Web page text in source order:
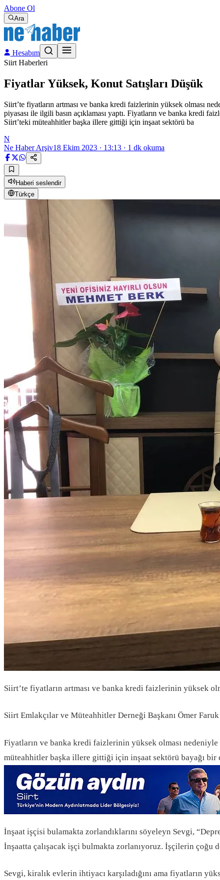
Abone Ol
Ara
Hesabım
Siirt Haberleri
Fiyatlar Yüksek, Konut Satışları Düşük
Siirt’te fiyatların artması ve banka kredi faizlerinin yüksek olması
piyasası ile ilgili basın açıklaması yaptı. Fiyatların ve banka kredi
Siirt’teki müteahhitler başka illere gittiği için inşaat sektörü ba
N
Ne Haber Arşiv18 Ekim 2023 · 13:13 · 1 dk okuma
Haberi seslendir
Türkçe
Siirt’te fiyatların artması ve banka kredi faizlerinin yüksek
Siirt Emlakçılar ve Müteahhitler Derneği Başkanı Ömer
Fiyatların ve banka kredi faizlerinin yüksek olması
müteahhitler başka illere gittiği için inşaat sektörü bayağı bir
İnşaat işçisi bulamakta zorlandıklarını söyeleyn Sevgi,
İnşaatta çalışacak işçi bulmakta zorlanıyoruz. İşçilerin çoğu
Sevgi, kiralık evlerin ihtiyacı karşıladığını ama fiyatların